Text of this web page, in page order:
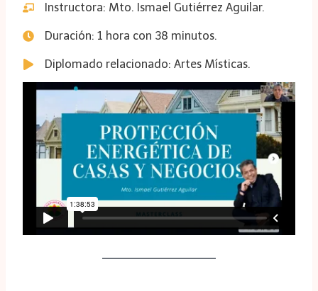
Instructora: Mto. Ismael Gutiérrez Aguilar.
Duración: 1 hora con 38 minutos.
Diplomado relacionado: Artes Místicas.